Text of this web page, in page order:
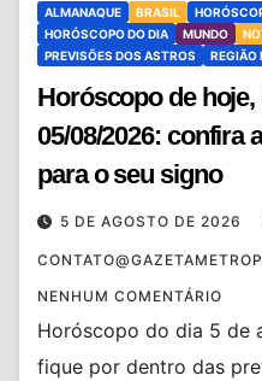
ALMANAQUE BRASIL
HORÓSCOPO DO DIA
MUNDO
PREVISÕES DOS ASTROS
REGIÃO
Horóscopo de hoje,
05/08/2026: confira
para o seu signo
5 DE AGOSTO DE 2026
NENHUM COMENTÁRIO
Horóscopo do dia 5 de
fique por dentro das